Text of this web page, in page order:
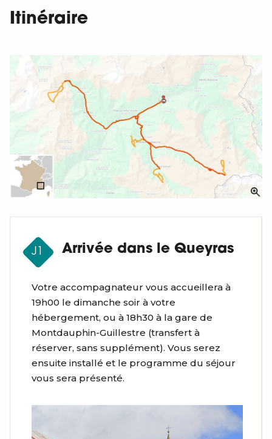
Itinéraire
J1 Arrivée dans le Queyras
Votre accompagnateur vous accueillera à
19h00 le dimanche soir à votre
hébergement, ou à 18h30 à la gare de
Montdauphin-Guillestre (transfert à
réserver, sans supplément). Vous serez
ensuite installé et le programme du séjour
vous sera présenté.